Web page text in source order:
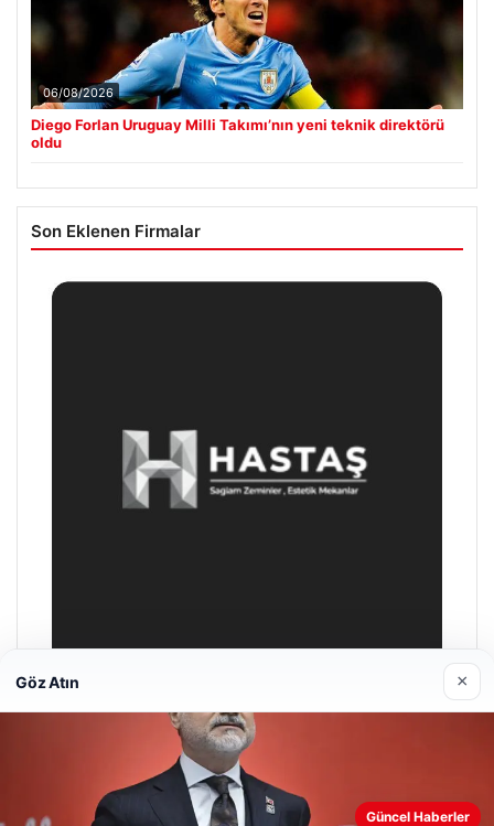
06/08/2026
Diego Forlan Uruguay Milli Takımı’nın yeni teknik direktörü
oldu
Son Eklenen Firmalar
Prenses Night Club
Göz Atın ×
Güncel Haberler